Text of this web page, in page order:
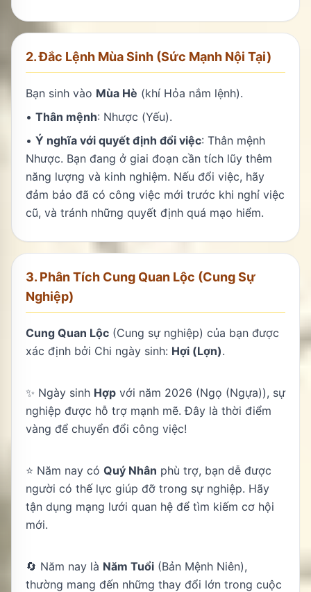
2. Đắc Lệnh Mùa Sinh (Sức Mạnh Nội Tại)
Bạn sinh vào Mùa Hè (khí Hỏa nắm lệnh).
• Thân mệnh: Nhược (Yếu).
• Ý nghĩa với quyết định đổi việc: Thân mệnh
Nhược. Bạn đang ở giai đoạn cần tích lũy thêm
năng lượng và kinh nghiệm. Nếu đổi việc, hãy
đảm bảo đã có công việc mới trước khi nghỉ việc
cũ, và tránh những quyết định quá mạo hiểm.
3. Phân Tích Cung Quan Lộc (Cung Sự
Nghiệp)
Cung Quan Lộc (Cung sự nghiệp) của bạn được
xác định bởi Chi ngày sinh: Hợi (Lợn).
✨ Ngày sinh Hợp với năm 2026 (Ngọ (Ngựa)), sự
nghiệp được hỗ trợ mạnh mẽ. Đây là thời điểm
vàng để chuyển đổi công việc!
⭐ Năm nay có Quý Nhân phù trợ, bạn dễ được
người có thế lực giúp đỡ trong sự nghiệp. Hãy
tận dụng mạng lưới quan hệ để tìm kiếm cơ hội
mới.
🔄 Năm nay là Năm Tuổi (Bản Mệnh Niên),
thường mang đến những thay đổi lớn trong cuộc